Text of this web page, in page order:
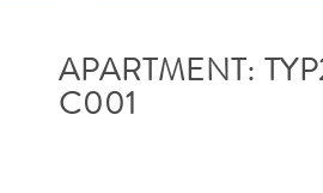
APARTMENT:
C001